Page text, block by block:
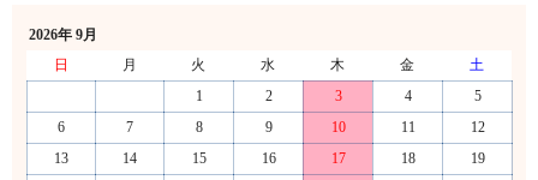
2026年 9月
日
月 火 水 木 金
土
1
2 3 4
5
6
7 8 9 10 11
12
13
14 15 16 17 18
19